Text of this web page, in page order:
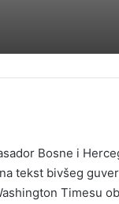
Bosne i
tekst bivšeg
Timesu